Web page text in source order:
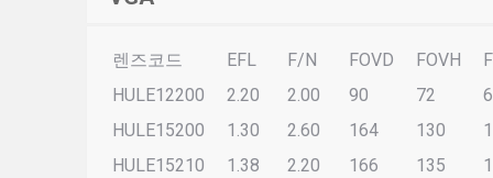
렌즈코드 EFL F/N FOVD FOVH
HULE12200
2.20 2.00 90 72
HULE15200
1.30 2.60 164 130
HULE15210
1.38 2.20 166 135